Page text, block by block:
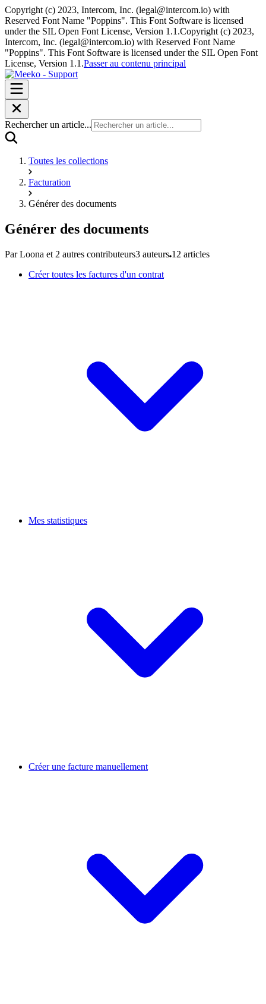
Copyright (c) 2023, Intercom, Inc. (legal@intercom.io) with
Reserved Font Name "Poppins". This Font Software is licensed
under the SIL Open Font License, Version 1.1.Copyright (c) 2023,
Intercom, Inc. (legal@intercom.io) with Reserved Font Name
"Poppins". This Font Software is licensed under the SIL Open Font
License, Version 1.1.Passer au contenu principal
Rechercher un article...
Toutes les collections
Facturation
Générer des documents
Générer des documents
Par Loona et 2 autres contributeurs3 auteurs 12 articles
Créer toutes les factures d'un contrat
Mes statistiques
Créer une facture manuellement